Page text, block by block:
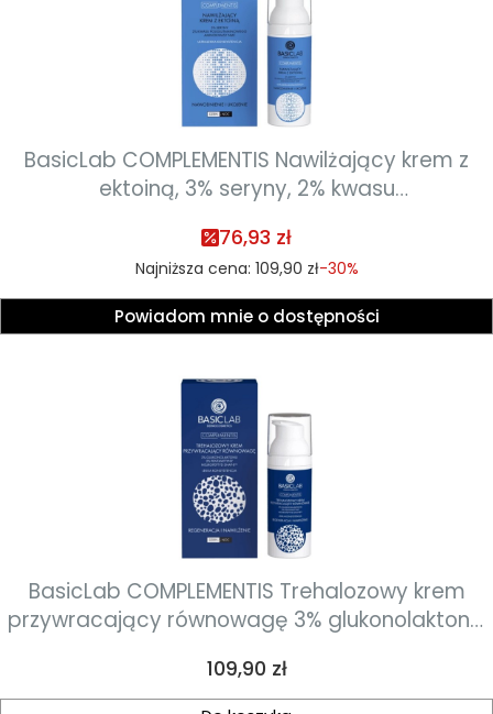
BasicLab COMPLEMENTIS Nawilżający krem z
ektoiną, 3% seryny, 2% kwasu
ultralekkiej konsystencji 50ml ( termin ważności
01.2027)
76,93 zł
Najniższa cena: 109,90 zł-30%
Powiadom mnie o dostępności
BasicLab COMPLEMENTIS Trehalozowy krem
przywracający równowagę 3% glukonolaktonu,
konsystencji 50ml
Cena
109,90 zł